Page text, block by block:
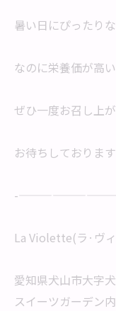
暑い日にぴったり
なのに栄養価が高
ぜひ一度お召し上
お待ちしております
-
La Violette(ラ·ヴ
愛知県犬山市大字
スイーツガーデン内